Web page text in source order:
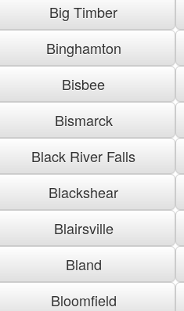
Big Timber
Binghamton
Bisbee
Bismarck
Black River Falls
Blackshear
Blairsville
Bland
Bloomfield